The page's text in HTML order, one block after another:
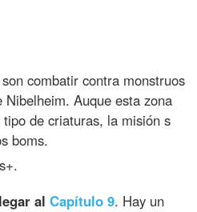
combatir contra monstruos
Auque esta zona
de criaturas, la misión s
boms.
alCapítulo 9. Hay un